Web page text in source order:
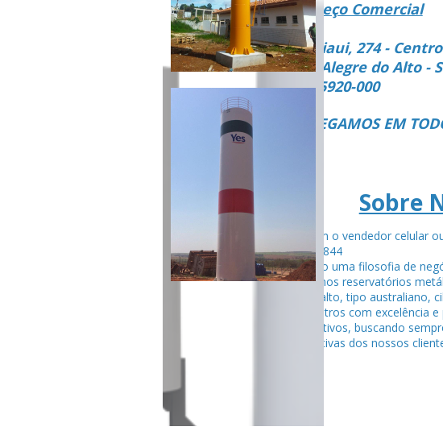
Endereço Comercial
Rua Piaui, 274 - Centro
Vista Alegre do Alto -
CEP 15920-000
ENTREGAMOS EM
Sobre
Fale com o vendedor celular
99795-2844
Seguindo uma filosofia de
fabricamos reservatórios
tubular alto, tipo australiano,
entre outros com excelência e
competitivos, buscando
espectativas dos nossos